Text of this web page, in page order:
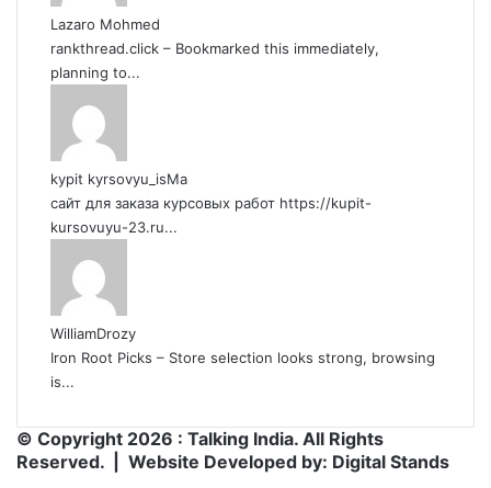
Lazaro Mohmed
rankthread.click – Bookmarked this immediately,
planning to...
kypit kyrsovyu_isMa
сайт для заказа курсовых работ https://kupit-
kursovuyu-23.ru...
WilliamDrozy
Iron Root Picks – Store selection looks strong, browsing
is...
© Copyright 2026 : Talking India. All Rights
Reserved. | Website Developed by: Digital Stands